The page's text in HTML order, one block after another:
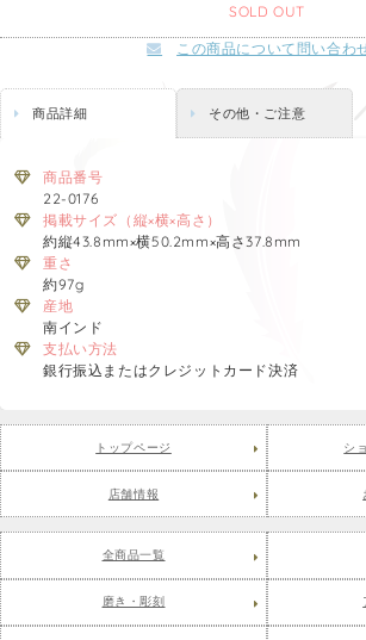
SOLD OUT
この商品について問い合わ
商品詳細 その他・ご注意
商品番号
22-0176
掲載サイズ（縦×横×高さ）
約縦43.8mm×横50.2mm×高さ37.8mm
重さ
約97g
産地
南インド
支払い方法
銀行振込またはクレジットカード決済
トップページ シ
店舗情報
全商品一覧
磨き・彫刻